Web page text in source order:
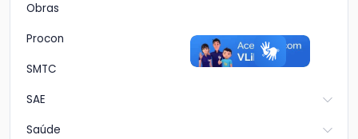
Obras
Procon
SMTC
SAE
Saúde